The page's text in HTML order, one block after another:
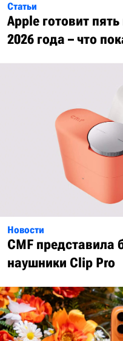
Статьи
Apple готовит
2026 года – что
Новости
CMF представила
наушники Clip Pro